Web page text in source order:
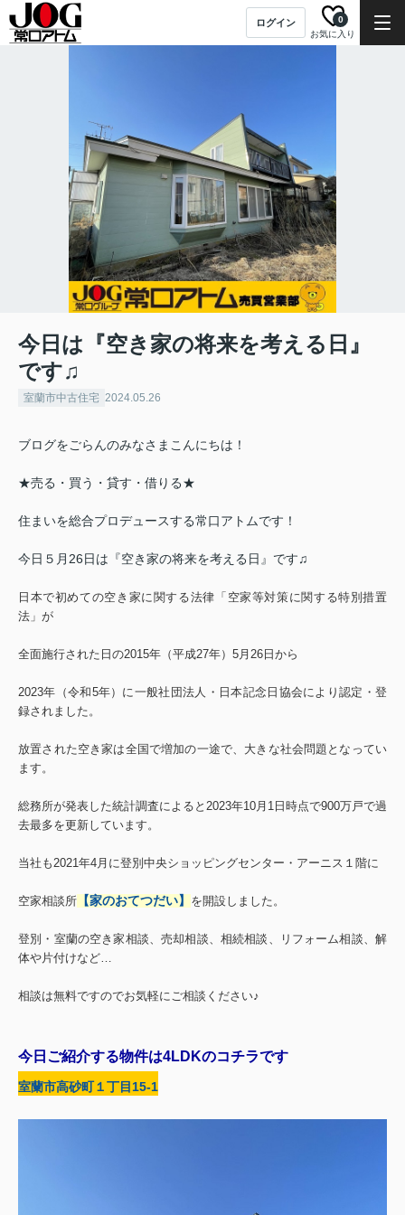
ログイン
お気に入り
0
今日は『空き家の将来を考える日』
です♫
室蘭市中古住宅 2024.05.26
ブログをごらんのみなさまこんにちは！
★売る・買う・貸す・借りる★
住まいを総合プロデュースする常口アトムです！
今日５月26日は『空き家の将来を考える日』です♫
日本で初めての空き家に関する法律「空家等対策に関する特別措置
法」が
全面施行された日の2015年（平成27年）5月26日から
2023年（令和5年）に一般社団法人・日本記念日協会により認定・登
録されました。
放置された空き家は全国で増加の一途で、大きな社会問題となってい
ます。
総務所が発表した統計調査によると2023年10月1日時点で900万戸で過
去最多を更新しています。
当社も2021年4月に登別中央ショッピングセンター・アーニス１階に
空家相談所 【家のおてつだい】 を開設しました。
登別・室蘭の空き家相談、売却相談、相続相談、リフォーム相談、解
体や片付けなど…
相談は無料ですのでお気軽にご相談ください♪
今日ご紹介する物件は4LDKのコチラです
室蘭市高砂町１丁目15-1